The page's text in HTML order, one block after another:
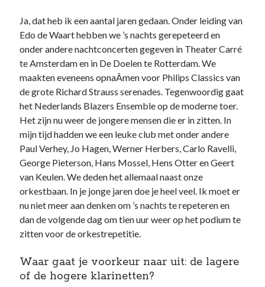
Ja, dat heb ik een aantal jaren gedaan. Onder leiding van
Edo de Waart hebben we ’s nachts gerepeteerd en
onder andere nachtconcerten gegeven in Theater Carré
te Amsterdam en in De Doelen te Rotterdam. We
maakten eveneens opnaÂ­men voor Philips Classics van
de grote Richard Strauss serenades. Tegenwoordig gaat
het Nederlands Blazers Ensemble op de moderne toer.
Het zijn nu weer de jongere mensen die er in zitten. In
mijn tijd hadden we een leuke club met onder andere
Paul Verhey, Jo Hagen, Werner Herbers, Carlo Ravelli,
George Pieterson, Hans Mossel, Hens Otter en Geert
van Keulen. We deden het allemaal naast onze
orkestbaan. In je jonge jaren doe je heel veel. Ik moet er
nu niet meer aan denken om ’s nachts te repeteren en
dan de volgende dag om tien uur weer op het podium te
zitten voor de orkestrepetitie.
Waar gaat je voorkeur naar uit: de lagere
of de hogere klarinetten?